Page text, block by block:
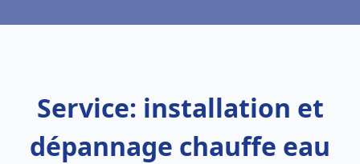
Service: installation et
dépannage chauffe eau